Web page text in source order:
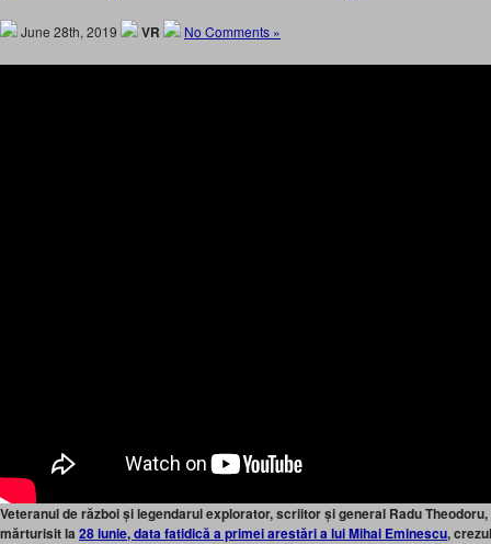
June 28th, 2019 VR No Comments »
Veteranul de război și legendarul explorator, scriitor și general Radu
mărturisit la 28 iunie, data fatidică a primei arestări a lui Mihai Eminescu,